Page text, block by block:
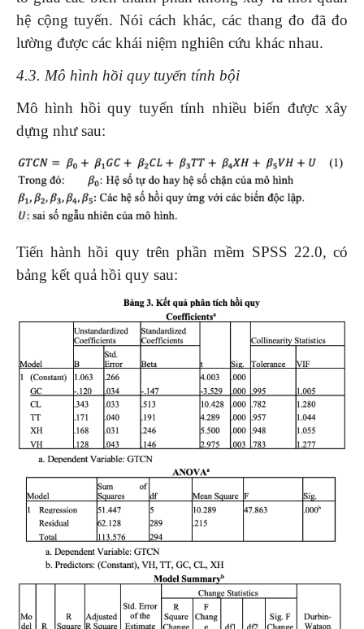
hệ cộng tuyến. Nói cách khác, các thang đo đã đo
lường được các khái niệm nghiên cứu khác nhau.
4.3. Mô hình hồi quy tuyến tính bội
Mô hình hồi quy tuyến tính nhiều biến được xây
dựng như sau:
Tiến hành hồi quy trên phần mềm SPSS 22.0, có
bảng kết quả hồi quy sau: